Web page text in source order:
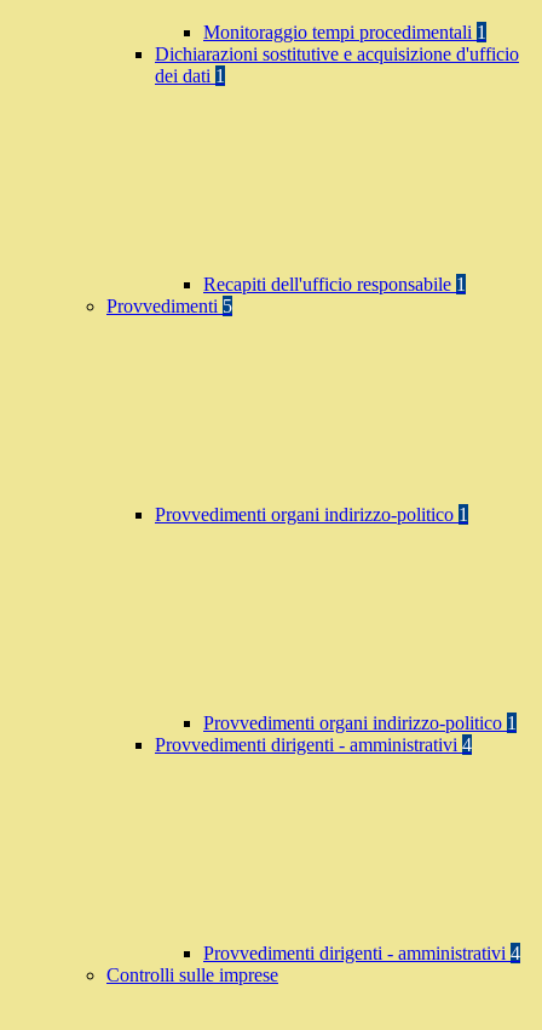
Monitoraggio tempi procedimentali 1
Dichiarazioni sostitutive e acquisizione d'ufficio
dei dati 1
Recapiti dell'ufficio responsabile 1
Provvedimenti 5
Provvedimenti organi indirizzo-politico 1
Provvedimenti organi indirizzo-politico 1
Provvedimenti dirigenti - amministrativi 4
Provvedimenti dirigenti - amministrativi 4
Controlli sulle imprese